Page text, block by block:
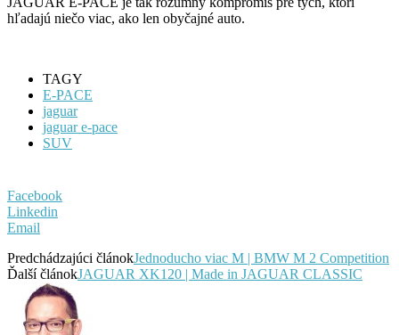
hľadajú niečo viac, ako len obyčajné auto.
TAGY
E-PACE
jaguar
jaguar e-pace
SUV
Facebook
Linkedin
Email
Predchádzajúci článokJednoducho viac M | BMW M 2 Competition
Ďalší článokJAGUAR XK120 | Made in JAGUAR CLASSIC